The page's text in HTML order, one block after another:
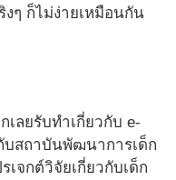
งๆ ก็ไม่ง่ายเหมือนกัน
ลยรับทำเกี่ยวกับ e-
บสถาบันพัฒนาการเด็ก
จกต์วิจัยเกี่ยวกับเด็ก